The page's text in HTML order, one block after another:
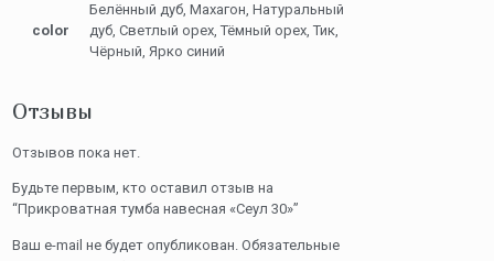
color
Белённый дуб, Махагон, Натуральный
дуб, Светлый орех, Тёмный орех, Тик,
Чёрный, Ярко синий
Отзывы
Отзывов пока нет.
Будьте первым, кто оставил отзыв на
“Прикроватная тумба навесная «Сеул 30»”
Ваш e-mail не будет опубликован. Обязательные